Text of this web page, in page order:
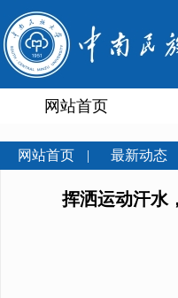
网站首页
网站首页 | 最新动态
挥洒运动汗水